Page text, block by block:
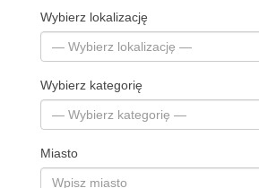
Wybierz lokalizację
Wybierz kategorię
Miasto